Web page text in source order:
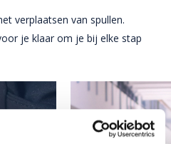
verplaatsen van spullen.
je klaar om je bij elke stap